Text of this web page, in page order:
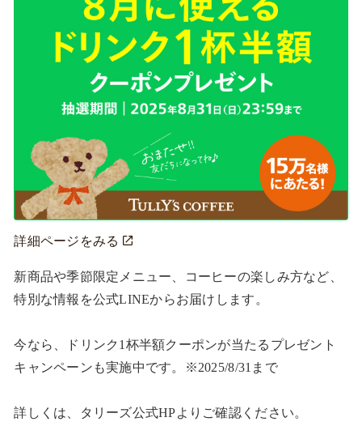
詳細ページをみる
新商品や季節限定メニュー、コーヒーの楽しみ方など、
特別な情報を公式LINEからお届けします。
今なら、ドリンク1杯半額クーポンが当たるプレゼント
キャンペーンも実施中です。※2025/8/31まで
詳しくは、タリーズ公式HPよりご確認ください。